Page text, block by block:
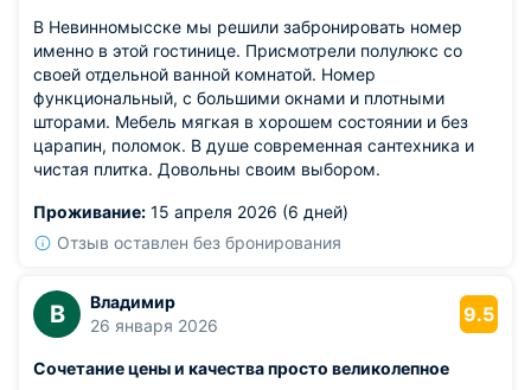
звукоизолированы и персонал следит за порядком.
В Невинномысске мы решили забронировать номер
именно в этой гостинице. Присмотрели полулюкс со
своей отдельной ванной комнатой. Номер
функциональный, с большими окнами и плотными
шторами. Мебель мягкая в хорошем состоянии и без
царапин, поломок. В душе современная сантехника и
чистая плитка. Довольны своим выбором.
Проживание: 15 апреля 2026 (6 дней)
Отзыв оставлен без бронирования
В
Владимир
26 января 2026
9.5
Сочетание цены и качества просто великолепное